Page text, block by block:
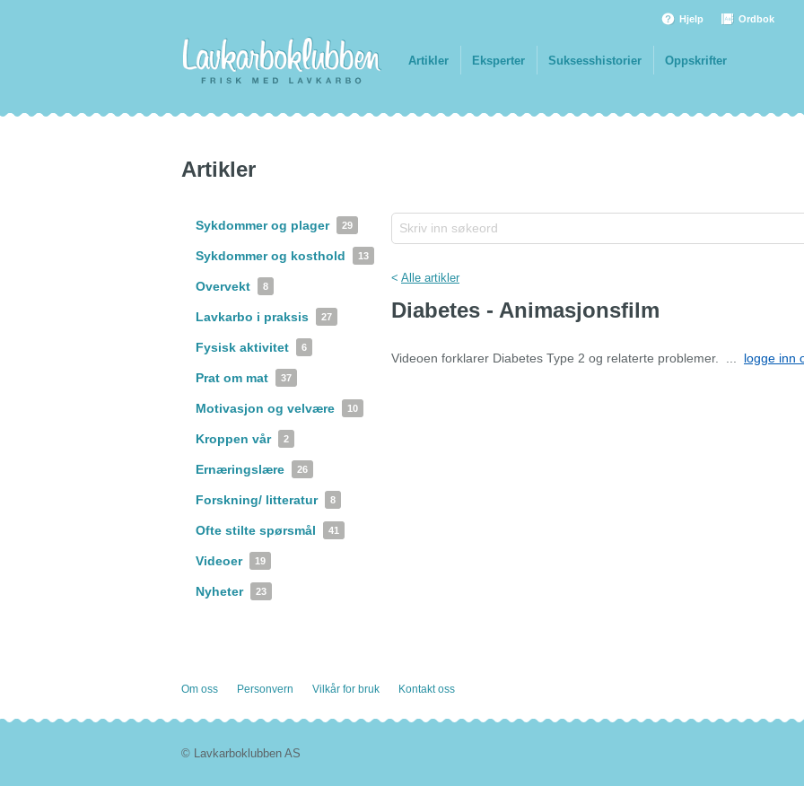
Artikler Eksperter Suksesshistorier Oppskrifter
Hjelp Ordbok
Artikler
Sykdommer og plager 29
Sykdommer og kosthold 13
Overvekt 8
Lavkarbo i praksis 27
Fysisk aktivitet 6
Prat om mat 37
Motivasjon og velvære 10
Kroppen vår 2
Ernæringslære 26
Forskning/ litteratur 8
Ofte stilte spørsmål 41
Videoer 19
Nyheter 23
< Alle artikler
Diabetes - Animasjonsfilm
Videoen forklarer Diabetes Type 2 og relaterte problemer. ... logge inn
Om oss Personvern Vilkår for bruk Kontakt oss
© Lavkarboklubben AS